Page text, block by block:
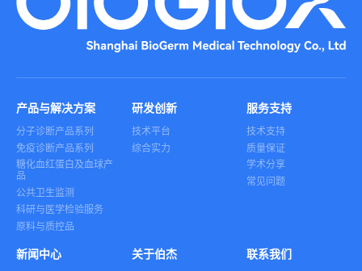
产品与解决方案
分子诊断产品系列
免疫诊断产品系列
糖化血红蛋白及血球产
品
公共卫生监测
科研与医学检验服务
原料与质控品
研发创新
技术平台
综合实力
服务支持
技术支持
质量保证
学术分享
常见问题
新闻中心 关于伯杰 联系我们